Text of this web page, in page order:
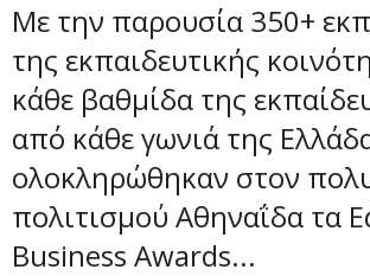
Επικοινωνία
Με την παρουσία 350+
της εκπαιδευτικής
κάθε βαθμίδα της
από κάθε γωνιά της
ολοκληρώθηκαν στον
πολιτισμού Αθηναΐδα τα
Business Awards...